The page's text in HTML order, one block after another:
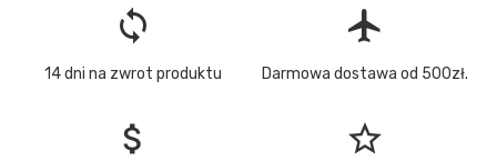
loop
14 dni na zwrot produktu
flight
Darmowa dostawa od 500zł.
attach_money star_border